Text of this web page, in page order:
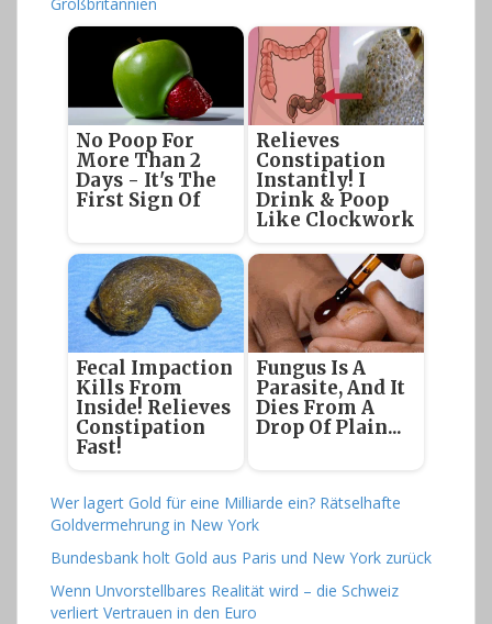
No Poop For
More Than 2
Days - It's The
First Sign Of
Relieves
Constipation
Instantly! I
Drink & Poop
Like Clockwork
Fecal Impaction
Kills From
Inside! Relieves
Constipation
Fast!
Fungus Is A
Parasite, And It
Dies From A
Drop Of Plain...
Wer lagert Gold für eine Milliarde ein? Rätselhafte
Goldvermehrung in New York
Bundesbank holt Gold aus Paris und New York zurück
Wenn Unvorstellbares Realität wird – die Schweiz
verliert Vertrauen in den Euro